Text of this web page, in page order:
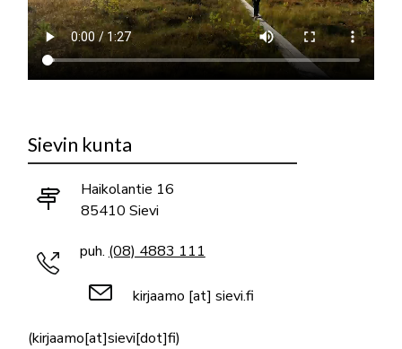
Sievin kunta
Haikolantie 16
85410 Sievi
puh. (08) 4883 111
kirjaamo [at] sievi.fi
(kirjaamo[at]sievi[dot]fi)